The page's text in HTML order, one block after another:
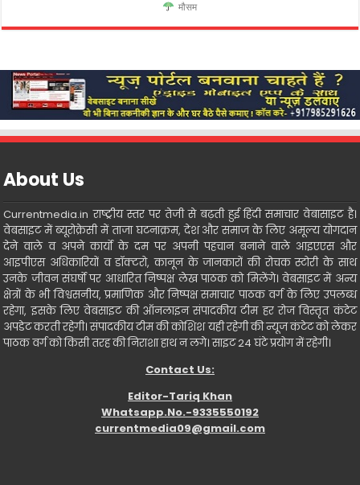
मौसम
About Us
Currentmedia.in राष्ट्रीय स्तर पर तेजी से बढ़ती हुई हिंदी समाचार वेबासाइट है।
वेबसाइट में ब्यूरोक्रेसी में ताजा घटनाक्रम, देश और समाज के लिए अमूल्य योगदान
देने वाले व अपने कार्यो के दम पर अपनी पहचान बनाने वाले आइएएस और
आइपीएस अधिकारियों व डॉक्टरो, कानून के जानकारों की रोचक स्टोरी के साथ
उनके जीवन संघर्षो पर आधारित निष्पक्ष लेख पाठक को मिलेंगे। वेबसाइट में अन्य
क्षेत्रों के भी विश्वसनीय, प्रमाणिक और निष्पक्ष समाचार पाठक वर्ग के लिए उपलब्ध
रहेगा, इसके लिए वेबसाइट की ऑनलाइन संपादकीय टीम हर रोज विस्तृत कंटेट
अपडेट करती रहेगी। संपादकीय टीम की कोशिश यही रहेगी की न्यूज कंटेट को लेकर
पाठक वर्ग को किसी तरह की निराशा हाथ न लगे। साइट 24 घंटे प्रयोग में रहेगी।
Contact Us:
Editor-Tariq Khan
Whatsapp.No.-9335550192
currentmedia09@gmail.com